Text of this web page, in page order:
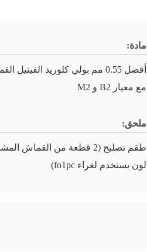
مادة:
أفضل 0.55 مم بولي كلوريد
مع معيار B2 و M2
ملحق:
لون يستخدم لغراء fo1pc)